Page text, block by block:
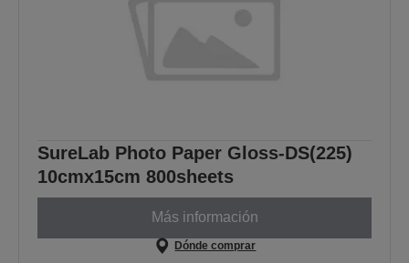
SureLab Photo Paper Gloss-DS(225)
10cmx15cm 800sheets
Más información
Dónde comprar